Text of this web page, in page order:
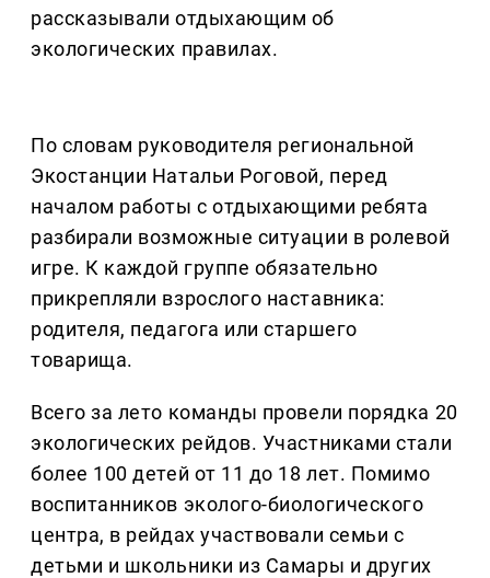
рассказывали отдыхающим об
экологических правилах.
По словам руководителя региональной
Экостанции Натальи Роговой, перед
началом работы с отдыхающими ребята
разбирали возможные ситуации в ролевой
игре. К каждой группе обязательно
прикрепляли взрослого наставника:
родителя, педагога или старшего
товарища.
Всего за лето команды провели порядка 20
экологических рейдов. Участниками стали
более 100 детей от 11 до 18 лет. Помимо
воспитанников эколого-биологического
центра, в рейдах участвовали семьи с
детьми и школьники из Самары и других